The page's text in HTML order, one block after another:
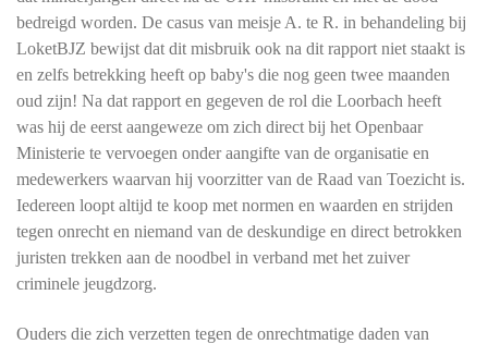
bedreigd worden. De casus van meisje A. te R. in behandeling bij
LoketBJZ bewijst dat dit misbruik ook na dit rapport niet staakt is
en zelfs betrekking heeft op baby's die nog geen twee maanden
oud zijn! Na dat rapport en gegeven de rol die Loorbach heeft
was hij de eerst aangeweze om zich direct bij het Openbaar
Ministerie te vervoegen onder aangifte van de organisatie en
medewerkers waarvan hij voorzitter van de Raad van Toezicht is.
Iedereen loopt altijd te koop met normen en waarden en strijden
tegen onrecht en niemand van de deskundige en direct betrokken
juristen trekken aan de noodbel in verband met het zuiver
criminele jeugdzorg.
Ouders die zich verzetten tegen de onrechtmatige daden van